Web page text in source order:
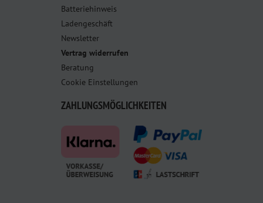
Batteriehinweis
Ladengeschäft
Newsletter
Vertrag widerrufen
Beratung
Cookie Einstellungen
ZAHLUNGSMÖGLICHKEITEN